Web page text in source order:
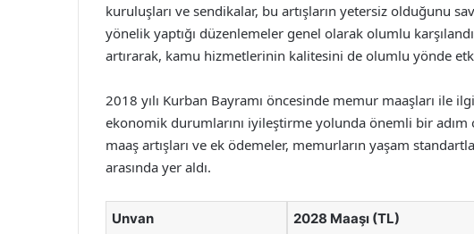
kuruluşları ve sendikalar, bu artışların yetersiz olduğunu
yönelik yaptığı düzenlemeler genel olarak olumlu
artırarak, kamu hizmetlerinin kalitesini de olumlu yönde
2018 yılı Kurban Bayramı öncesinde memur maaşları ile
ekonomik durumlarını iyileştirme yolunda önemli bir
maaş artışları ve ek ödemeler, memurların yaşam
arasında yer aldı.
Unvan 2028 Maaşı (TL)